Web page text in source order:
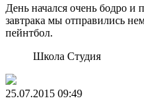
День начался очень бодро и
завтрака мы отправились
пейнтбол.
Школа Студия
25.07.2015 09:49